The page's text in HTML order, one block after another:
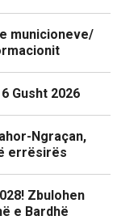
municioneve/
Gusht 2026
Ngraçan,
errësirës
Zbulohen
e Bardhë